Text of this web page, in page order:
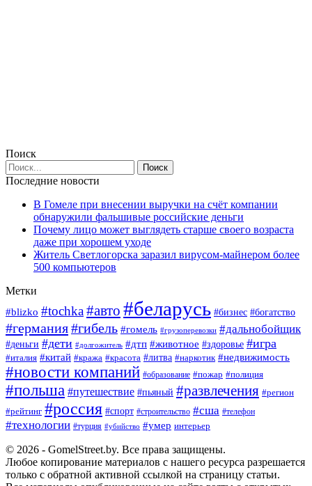
Поиск
Последние новости
В Гомеле при внесении выручки на счёт компании
обнаружили фальшивые российские деньги
Почему лицо может выглядеть старше своего возраста
даже при хорошем уходе
Житель Светлогорска заразил вирусом-майнером более
500 компьютеров
Метки
#blizko #tochka#авто #беларусь #бизнес #богатство
#германия#гибель #гомель #грузоперевозки #дальнобойщик
#деньги #дети #долгожитель #дтп #животное #здоровье #игра
#италия #китай #кража #красота #литва #наркотик #недвижимость
#новости компаний #образование #пожар #полиция
#польша #путешествие #пьяный #развлечения #регион
#рейтинг #россия #спорт #строительство #сша #телефон
#технологии #турция #убийство #умер интерьер
© 2026 - GomelStreet.by. Все права защищены.
Любое копирование материалов с нашего ресурса разрешается
только с обратной активной ссылкой на страницу статьи.